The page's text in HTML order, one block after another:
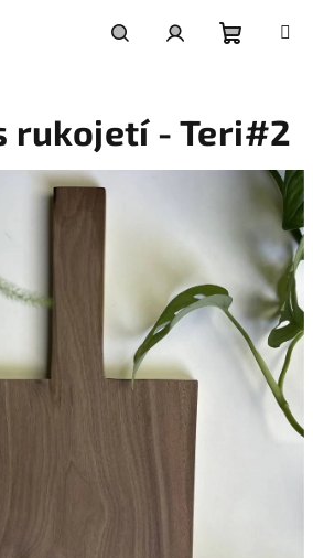
košík
rukojetí - Teri#2